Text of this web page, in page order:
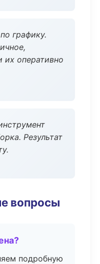
графику.
оперативно
Результат
вопросы
подробную